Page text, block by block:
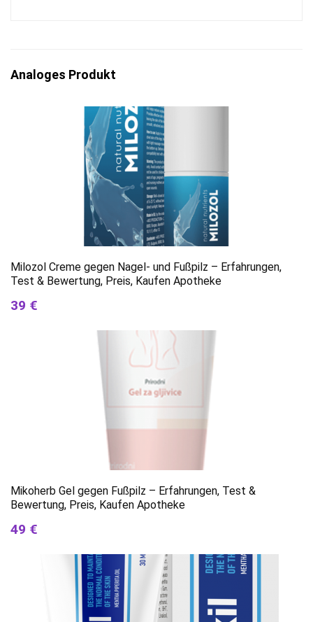
Analoges Produkt
Milozol Creme gegen Nagel- und Fußpilz – Erfahrungen,
Test & Bewertung, Preis, Kaufen Apotheke
39 €
Mikoherb Gel gegen Fußpilz – Erfahrungen, Test &
Bewertung, Preis, Kaufen Apotheke
49 €